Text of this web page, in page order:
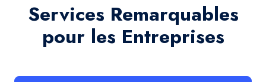
Services Remarquables
pour les Entreprises